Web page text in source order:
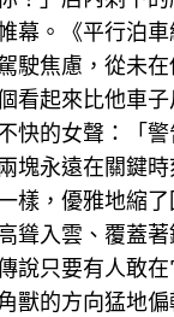
幕。《平行泊
駛焦慮，從未
看起來比他車
快的女聲：「
塊永遠在關鍵
樣，優雅地縮
聳入雲、覆蓋
說只要有人敢
獸的方向猛地